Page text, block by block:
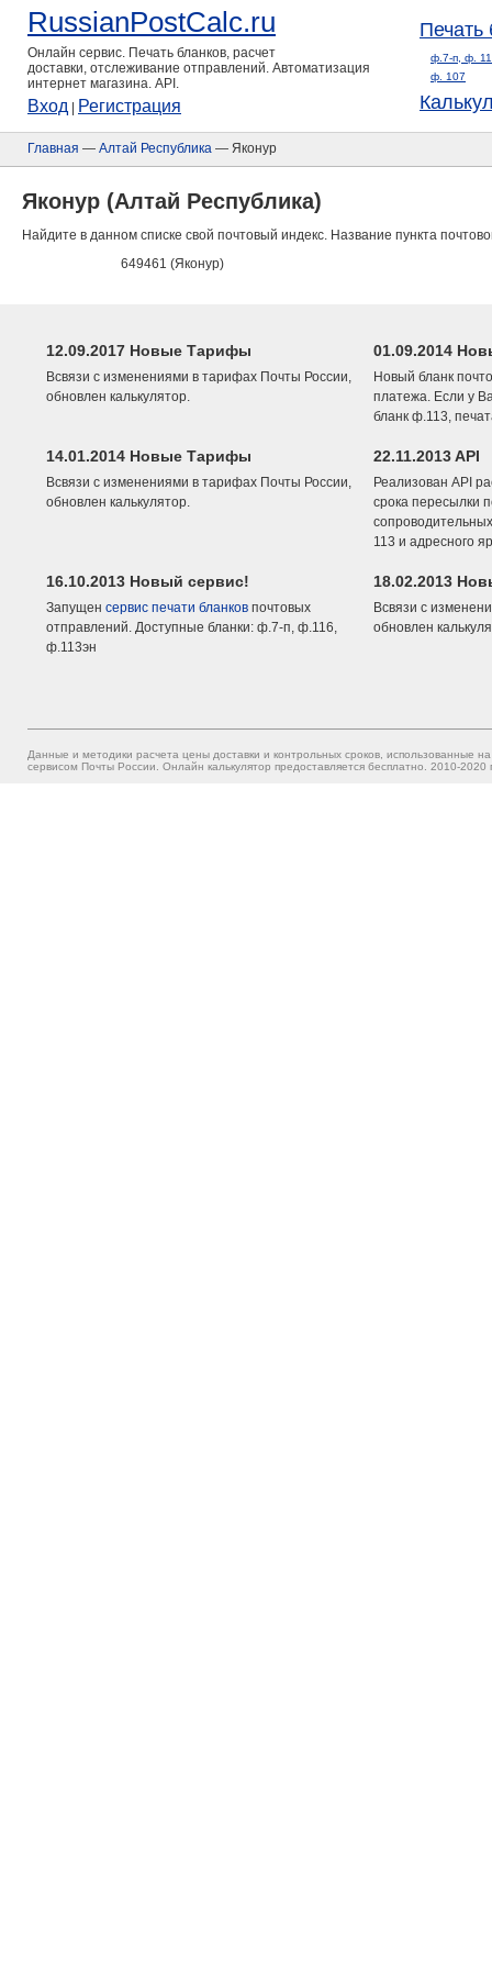
RussianPostCalc.ru
Онлайн сервис. Печать бланков, расчет
доставки, отслеживание отправлений. Автоматизация
интернет магазина. API.
Вход Регистрация
Печать
ф.7-п, ф.
ф. 107
Главная — Алтай Республика — Яконур
Яконур (Алтай Республика)
Найдите в данном списке свой почтовый индекс. Название пункта
649461 (Яконур)
12.09.2017 Новые Тарифы
Всвязи с изменениями в тарифах Почты России,
обновлен калькулятор.
01.09.2014
Новый бланк
платежа. Если у
бланк ф.113,
14.01.2014 Новые Тарифы
Всвязи с изменениями в тарифах Почты России,
обновлен калькулятор.
22.11.2013 API
Реализован API
срока пересылки
113 и адресного
16.10.2013 Новый сервис!
Запущен сервис печати бланков почтовых
отправлений. Доступные бланки: ф.7-п, ф.116,
ф.113эн
18.02.2013
Всвязи с
обновлен
Данные и методики расчета цены доставки и контрольных сроков, использованные
сервисом Почты России. Онлайн калькулятор предоставляется бесплатно. 2010-2020